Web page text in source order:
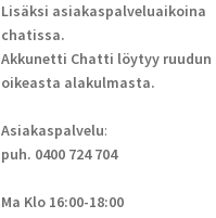
Lisäksi asiakaspalveluaikoina
chatissa.
Akkunetti Chatti löytyy ruudun
oikeasta alakulmasta.
Asiakaspalvelu:
puh. 0400 724 704
Ma Klo 16:00-18:00